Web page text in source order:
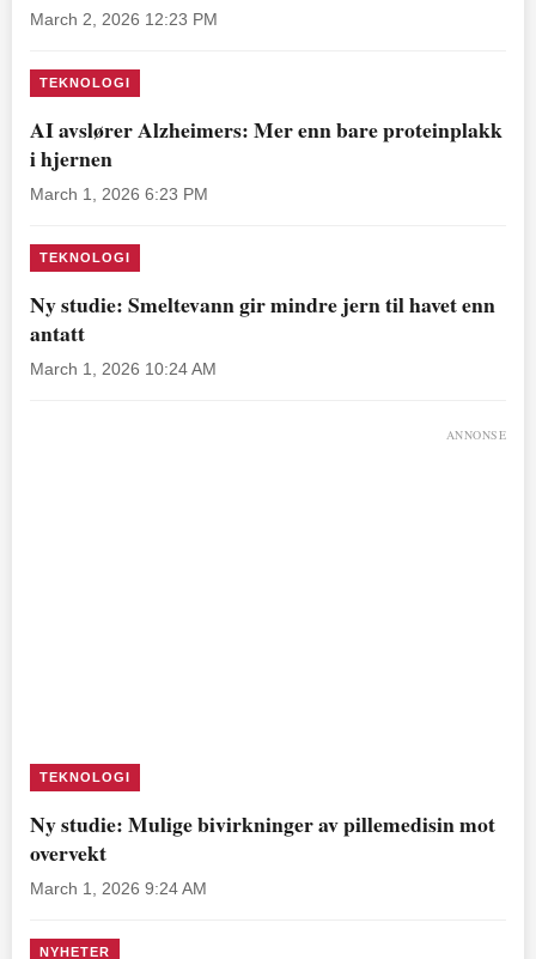
March 2, 2026 12:23 PM
TEKNOLOGI
AI avslører Alzheimers: Mer enn bare proteinplakk
i hjernen
March 1, 2026 6:23 PM
TEKNOLOGI
Ny studie: Smeltevann gir mindre jern til havet enn
antatt
March 1, 2026 10:24 AM
ANNONSE
TEKNOLOGI
Ny studie: Mulige bivirkninger av pillemedisin mot
overvekt
March 1, 2026 9:24 AM
NYHETER